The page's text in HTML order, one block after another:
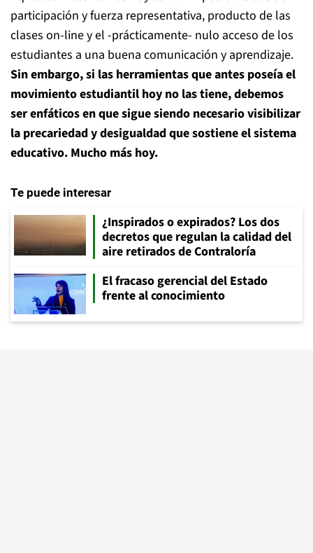
participación y fuerza representativa, producto de las
clases on-line y el -prácticamente- nulo acceso de los
estudiantes a una buena comunicación y aprendizaje.
Sin embargo, si las herramientas que antes poseía el
movimiento estudiantil hoy no las tiene, debemos
ser enfáticos en que sigue siendo necesario visibilizar
la precariedad y desigualdad que sostiene el sistema
educativo. Mucho más hoy.
Te puede interesar
¿Inspirados o expirados? Los dos
decretos que regulan la calidad del
aire retirados de Contraloría
El fracaso gerencial del Estado
frente al conocimiento